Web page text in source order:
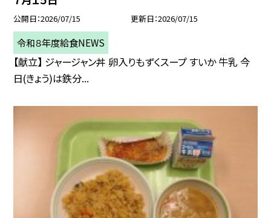
公開日 2026/07/15 更新日 2026/07/15
令和８年度給食NEWS
【献立】 ジャージャン丼 卵入りもずくスープ すいか 牛乳 今
日(きょう)は鉄分...